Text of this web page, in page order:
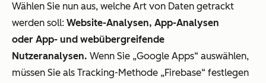
Wählen Sie nun aus, welche Art von Daten getrackt
werden soll: Website-Analysen, App-Analysen
oder App- und webübergreifende
Nutzeranalysen. Wenn Sie „Google Apps“ auswählen,
müssen Sie als Tracking-Methode „Firebase“ festlegen